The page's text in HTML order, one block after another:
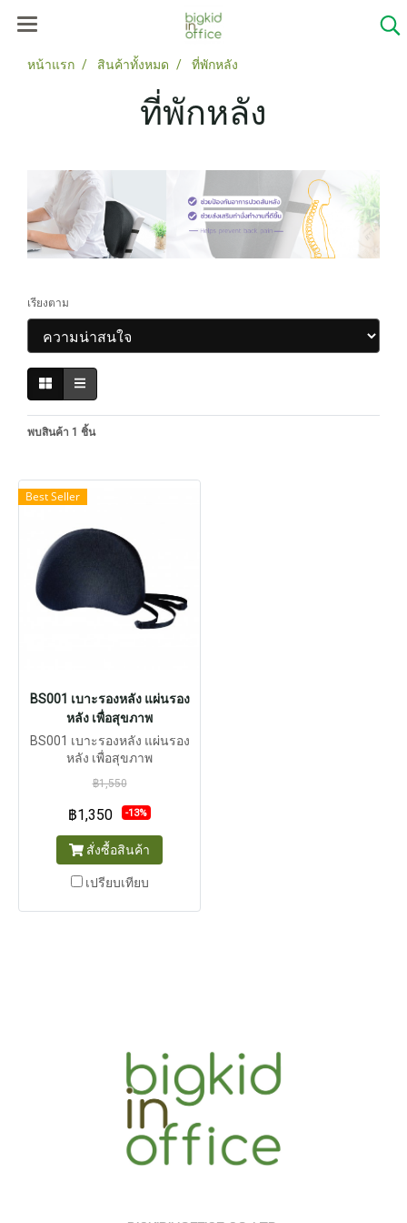
หน้าแรก สินค้าทั้งหมด ที่พักหลัง
ที่พักหลัง
เรียงตาม
พบสินค้า 1 ชิ้น
Best Seller
BS001 เบาะรองหลัง แผ่นรอง
หลัง เพื่อสุขภาพ
BS001 เบาะรองหลัง แผ่นรอง
หลัง เพื่อสุขภาพ
฿1,550
฿1,350 -13%
สั่งซื้อสินค้า
เปรียบเทียบ